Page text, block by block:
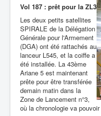
Vol 187 : prêt pour la ZL3
Les deux petits satellites
SPIRALE de la Délégation
Générale pour l'Armement
(DGA) ont été rattachés au
lanceur L545, et la coiffe a
été installée. La 43ème
Ariane 5 est maintenant
prête pour être transférée
demain matin dans la
Zone de Lancement n°3,
où la chronologie va pouvoir